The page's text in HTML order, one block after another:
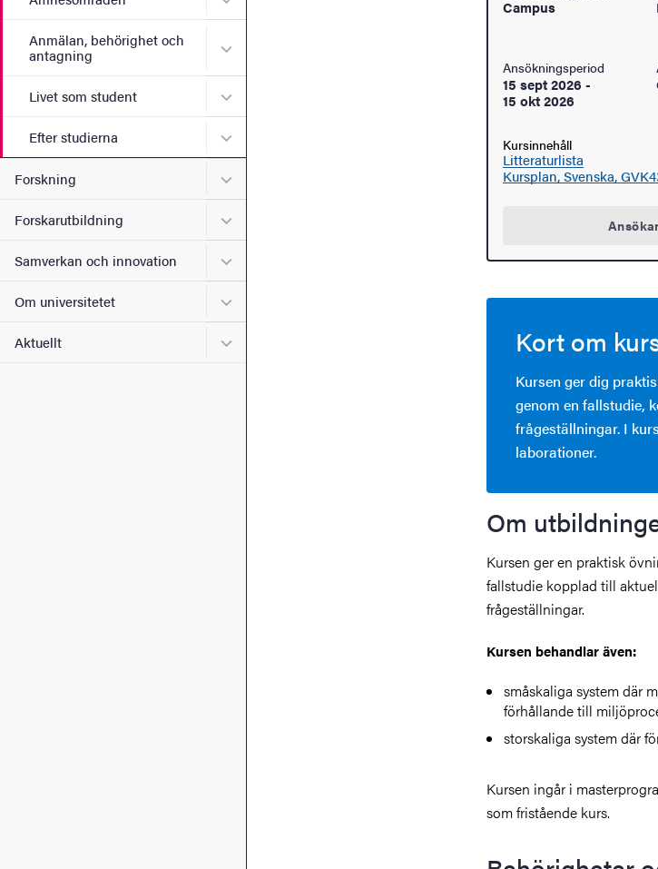
Anmälan, behörighet och
antagning
Undermeny för Anmälan, behörighet och antagning
Livet som student Undermeny för Livet som student
Efter studierna Undermeny för Efter studierna
Forskning Undermeny för Forskning
Forskarutbildning Undermeny för Forskarutbildning
Samverkan och innovation Undermeny för Samverkan och innovation
Om universitetet Undermeny för Om universitetet
Aktuellt Undermeny för Aktuellt
Campus
Ansökningsperiod
15 sept 2026 -
15 okt 2026
Kursinnehåll
Litteraturlista
Kursplan, Svenska,
Kort om
Kursen ger dig
genom en fallstudie,
frågeställningar. I
laborationer.
Om
Kursen ger en praktisk
fallstudie kopplad till
frågeställningar.
Kursen behandlar även:
småskaliga system där
förhållande till
storskaliga system där
Kursen ingår i
som fristående kurs.